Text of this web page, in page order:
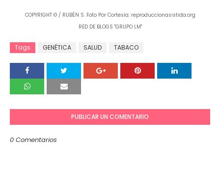
COPYRIGHT © / RUBÉN S. Foto Por Cortesía: reproduccionasistida.org
RED DE BLOGS "GRUPO LM"
Tags GENÉTICA SALUD TABACO
PUBLICAR UN COMENTARIO
0 Comentarios